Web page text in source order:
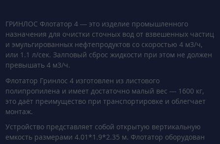
ГРИНЛОС Флотатор 4 — это изделие промышленного
назначения для очистки сточных вод от взвешенных частиц
и эмульгированных нефтепродуктов со скоростью 4 м3/ч,
или 1.1 л/сек. Залповый сброс жидкости при этом не должен
превышать 4 м3/ч.
Флотатор Гринлос 4 изготовлен из листового
полипропилена и имеет достаточно малый вес — 1600 кг,
это даёт преимущество при транспортировке и облегчает
монтаж.
Устройство представляет собой открытую вертикальную
емкость размерами 4.01*1.9*2.35 м. Флотатор оборудован